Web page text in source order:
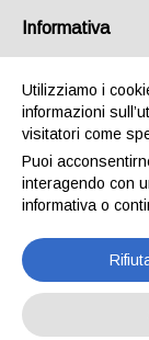
Informativa
Utilizziamo i
informazioni
visitatori come
Puoi
interagendo con
informativa o